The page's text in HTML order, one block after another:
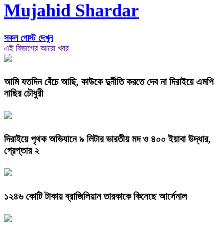
Mujahid Shardar
সকল পোস্ট দেখুন
এই বিভাগের আরো খবর
আমি যতদিন বেঁচে আছি, কাউকে দুর্নীতি করতে দেব না দিরাইয়ে এমপি
নাছির চৌধুরী
দিরাইয়ে পৃথক অভিযানে ৯ লিটার ভারতীয় মদ ও ৪০০ ইয়াবা উদ্ধার,
গ্রেপ্তার ২
১২৪৬ কোটি টাকায় ব্রাজিলিয়ান তারকাকে কিনেছে আর্সেনাল